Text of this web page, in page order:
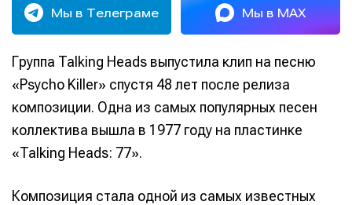
Мы в Телеграме Мы в MAX
Группа Talking Heads выпустила клип на песню
«Psycho Killer» спустя 48 лет после релиза
композиции. Одна из самых популярных песен
коллектива вышла в 1977 году на пластинке
«Talking Heads: 77».
Композиция стала одной из самых известных